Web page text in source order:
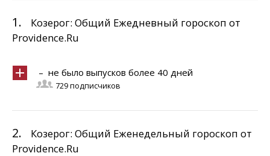
1.
Козерог: Общий Ежедневный гороскоп от
Providence.Ru
– не было выпусков более 40 дней
729 подписчиков
2.
Козерог: Общий Еженедельный гороскоп от
Providence.Ru